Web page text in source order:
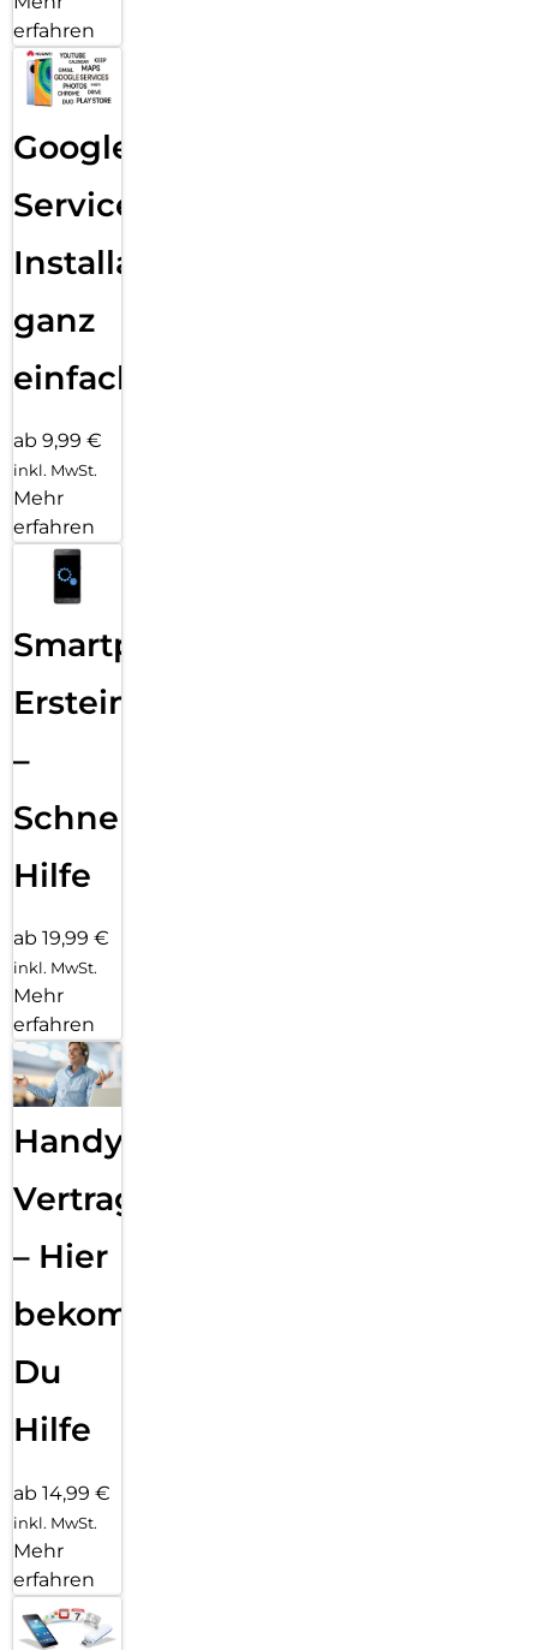
erfahren
Google
Services
Installation
ganz
einfach
ab 9,99 €
inkl. MwSt.
Mehr
erfahren
Smartphone
Ersteinrichtung
–
Schnelle
Hilfe
ab 19,99 €
inkl. MwSt.
Mehr
erfahren
Handy
Vertragsabwicklung
– Hier
bekommst
Du
Hilfe
ab 14,99 €
inkl. MwSt.
Mehr
erfahren